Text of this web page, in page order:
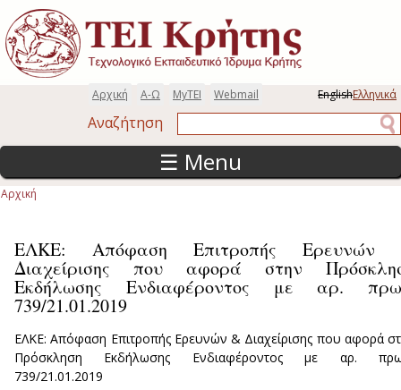
Παράκαμψη προς το κυρίως περιεχόμενο
EnglishΕλληνικά
Webmail
MyTEI
Α-Ω
Αρχική
Αναζήτηση
☰ Menu
Αρχική
ΕΛΚΕ: Απόφαση Επιτροπής Ερευνών
Διαχείρισης που αφορά στην
Εκδήλωσης Ενδιαφέροντος με αρ.
739/21.01.2019
ΕΛΚΕ: Απόφαση Επιτροπής Ερευνών & Διαχείρισης που αφορά
Πρόσκληση Εκδήλωσης Ενδιαφέροντος με αρ.
739/21.01.2019